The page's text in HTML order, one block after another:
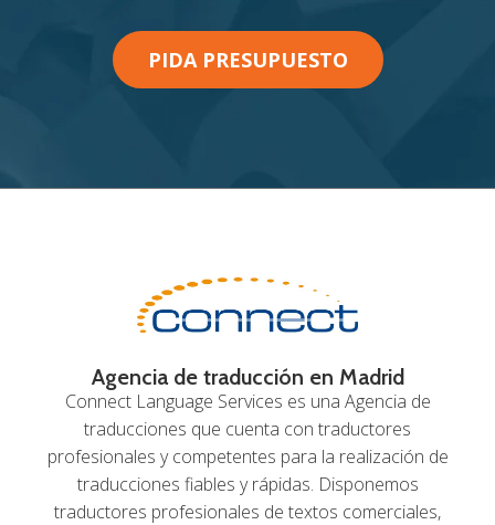
PIDA PRESUPUESTO
Agencia de traducción en Madrid
Connect Language Services es una Agencia de
traducciones que cuenta con traductores
profesionales y competentes para la realización de
traducciones fiables y rápidas. Disponemos
traductores profesionales de textos comerciales,